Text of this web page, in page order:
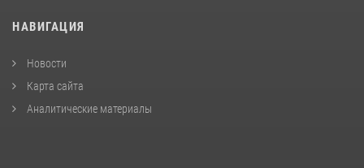
НАВИГАЦИЯ
Новости
Карта сайта
Аналитические материалы